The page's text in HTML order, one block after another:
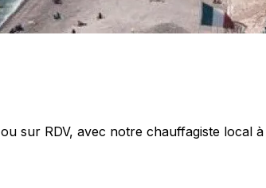
sur RDV, avec notre chauffagiste local